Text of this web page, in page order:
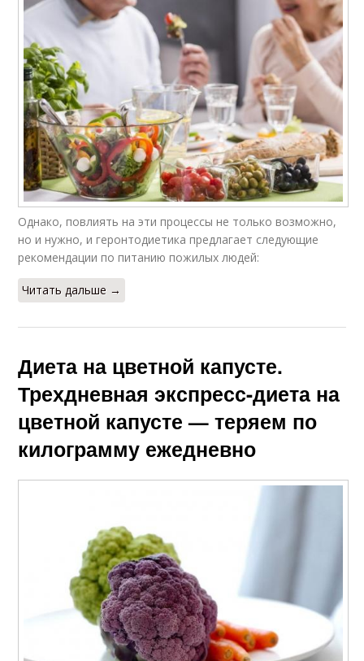
Однако, повлиять на эти процессы не только возможно,
но и нужно, и геронтодиетика предлагает следующие
рекомендации по питанию пожилых людей:
Читать дальше →
Диета на цветной капусте.
Трехдневная экспресс-диета на
цветной капусте — теряем по
килограмму ежедневно